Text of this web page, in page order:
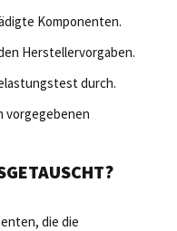
Komponenten.
Herstellervorgaben.
durch.
vorgegebenen
die die